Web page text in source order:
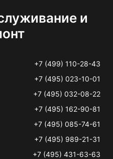
и
+7 (499) 110-28-43
+7 (495) 023-10-01
+7 (495) 032-08-22
+7 (495) 162-90-81
+7 (495) 085-74-61
+7 (495) 989-21-31
+7 (495) 431-63-63